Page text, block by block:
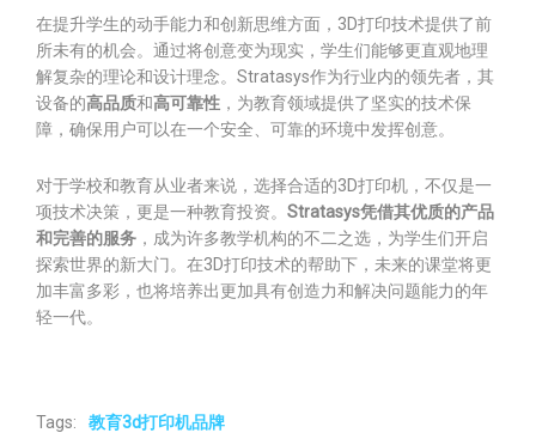
在提升学生的动手能力和创新思维方面，3D打印技术提供了前
所未有的机会。通过将创意变为现实，学生们能够更直观地理
解复杂的理论和设计理念。Stratasys作为行业内的领先者，其
设备的高品质和高可靠性 ，为教育领域提供了坚实的技术保
障，确保用户可以在一个安全、可靠的环境中发挥创意。
对于学校和教育从业者来说，选择合适的3D打印机，不仅是一
项技术决策，更是一种教育投资。 Stratasys凭借其优质的产品
和完善的服务 ，成为许多教学机构的不二之选，为学生们开启
探索世界的新大门。在3D打印技术的帮助下，未来的课堂将更
加丰富多彩，也将培养出更加具有创造力和解决问题能力的年
轻一代。
Tags: 教育3d打印机品牌